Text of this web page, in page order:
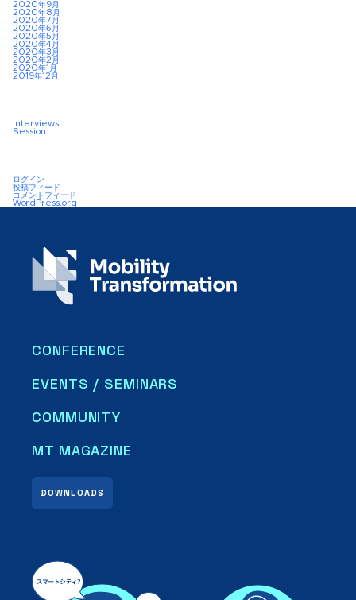
2020年9月
2020年8月
2020年7月
2020年6月
2020年5月
2020年4月
2020年3月
2020年2月
2020年1月
2019年12月
Interviews
Session
ログイン
投稿フィード
コメントフィード
WordPress.org
CONFERENCE
EVENTS / SEMINARS
COMMUNITY
DOWNLOADS
MT MAGAZINE